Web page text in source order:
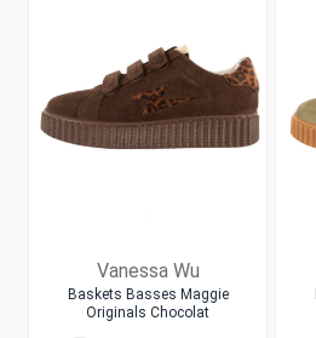
Vanessa Wu
Baskets Basses Maggie
Originals Chocolat